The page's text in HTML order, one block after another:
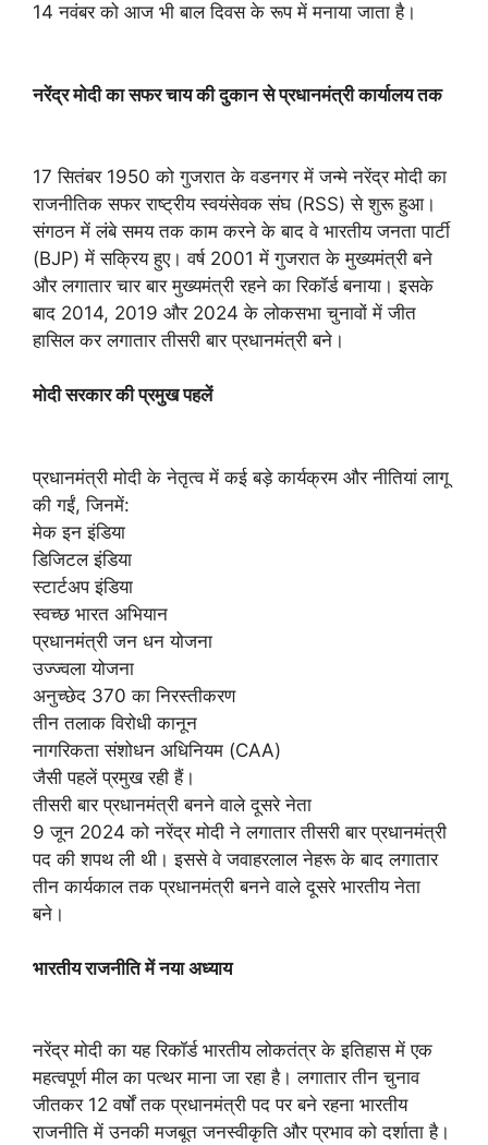
14 नवंबर को आज भी बाल दिवस के रूप में मनाया जाता है।
नरेंद्र मोदी का सफर चाय की दुकान से प्रधानमंत्री कार्यालय तक
17 सितंबर 1950 को गुजरात के वडनगर में जन्मे नरेंद्र मोदी का
राजनीतिक सफर राष्ट्रीय स्वयंसेवक संघ (RSS) से शुरू हुआ।
संगठन में लंबे समय तक काम करने के बाद वे भारतीय जनता पार्टी
(BJP) में सक्रिय हुए। वर्ष 2001 में गुजरात के मुख्यमंत्री बने
और लगातार चार बार मुख्यमंत्री रहने का रिकॉर्ड बनाया। इसके
बाद 2014, 2019 और 2024 के लोकसभा चुनावों में जीत
हासिल कर लगातार तीसरी बार प्रधानमंत्री बने।
मोदी सरकार की प्रमुख पहलें
प्रधानमंत्री मोदी के नेतृत्व में कई बड़े कार्यक्रम और नीतियां लागू
की गईं, जिनमें:
मेक इन इंडिया
डिजिटल इंडिया
स्टार्टअप इंडिया
स्वच्छ भारत अभियान
प्रधानमंत्री जन धन योजना
उज्ज्वला योजना
अनुच्छेद 370 का निरस्तीकरण
तीन तलाक विरोधी कानून
नागरिकता संशोधन अधिनियम (CAA)
जैसी पहलें प्रमुख रही हैं।
तीसरी बार प्रधानमंत्री बनने वाले दूसरे नेता
9 जून 2024 को नरेंद्र मोदी ने लगातार तीसरी बार प्रधानमंत्री
पद की शपथ ली थी। इससे वे जवाहरलाल नेहरू के बाद लगातार
तीन कार्यकाल तक प्रधानमंत्री बनने वाले दूसरे भारतीय नेता
बने।
भारतीय राजनीति में नया अध्याय
नरेंद्र मोदी का यह रिकॉर्ड भारतीय लोकतंत्र के इतिहास में एक
महत्वपूर्ण मील का पत्थर माना जा रहा है। लगातार तीन चुनाव
जीतकर 12 वर्षों तक प्रधानमंत्री पद पर बने रहना भारतीय
राजनीति में उनकी मजबूत जनस्वीकृति और प्रभाव को दर्शाता है।